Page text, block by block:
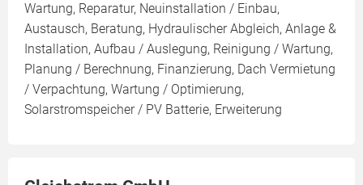
Wartung, Reparatur, Neuinstallation / Einbau,
Austausch, Beratung, Hydraulischer Abgleich, Anlage &
Installation, Aufbau / Auslegung, Reinigung / Wartung,
Planung / Berechnung, Finanzierung, Dach Vermietung
/ Verpachtung, Wartung / Optimierung,
Solarstromspeicher / PV Batterie, Erweiterung